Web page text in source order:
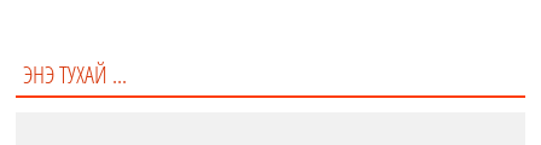
ЭНЭ ТУХАЙ ...